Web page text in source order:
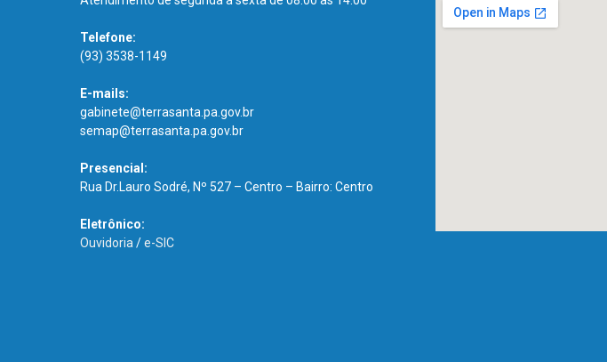
Telefone:
(93) 3538-1149
E-mails:
gabinete@terrasanta.pa.gov.br
semap@terrasanta.pa.gov.br
Presencial:
Rua Dr.Lauro Sodré, Nº 527 – Centro – Bairro: Centro
Eletrônico:
Ouvidoria /e-SIC